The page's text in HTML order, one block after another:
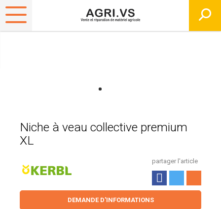
Niche à veau collective premium
XL
partager l'article
DEMANDE D'INFORMATIONS